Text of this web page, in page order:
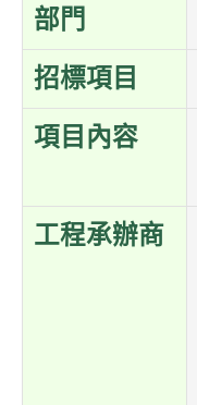
部門
招標項目
項目內容
工程承辦商